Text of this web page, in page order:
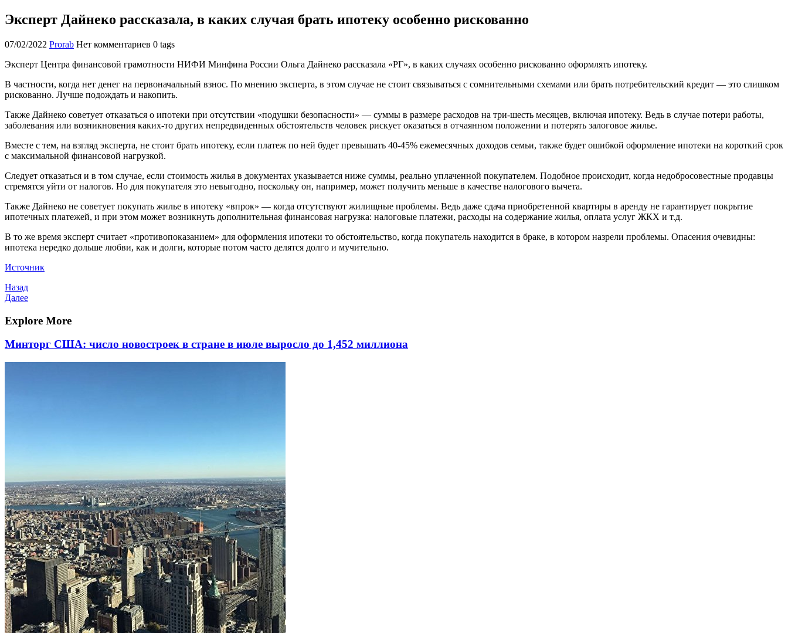
Эксперт Дайнеко рассказала, в каких случая брать ипотеку особенно рискованно
07/02/2022 Prorab Нет комментариев 0 tags
Эксперт Центра финансовой грамотности НИФИ Минфина России Ольга Дайнеко рассказала «РГ», в каких случаях особенно рискованно оформлять ипотеку.
В частности, когда нет денег на первоначальный взнос. По мнению эксперта, в этом случае не стоит связываться с сомнительными схемами или брать потребительский кредит — это слишком
рискованно. Лучше подождать и накопить.
Также Дайнеко советует отказаться о ипотеки при отсутствии «подушки безопасности» — суммы в размере расходов на три-шесть месяцев, включая ипотеку. Ведь в случае потери работы,
заболевания или возникновения каких-то других непредвиденных обстоятельств человек рискует оказаться в отчаянном положении и потерять залоговое жилье.
Вместе с тем, на взгляд эксперта, не стоит брать ипотеку, если платеж по ней будет превышать 40-45% ежемесячных доходов семьи, также будет ошибкой оформление ипотеки на короткий срок
с максимальной финансовой нагрузкой.
Следует отказаться и в том случае, если стоимость жилья в документах указывается ниже суммы, реально уплаченной покупателем. Подобное происходит, когда недобросовестные продавцы
стремятся уйти от налогов. Но для покупателя это невыгодно, поскольку он, например, может получить меньше в качестве налогового вычета.
Также Дайнеко не советует покупать жилье в ипотеку «впрок» — когда отсутствуют жилищные проблемы. Ведь даже сдача приобретенной квартиры в аренду не гарантирует покрытие
ипотечных платежей, и при этом может возникнуть дополнительная финансовая нагрузка: налоговые платежи, расходы на содержание жилья, оплата услуг ЖКХ и т.д.
В то же время эксперт считает «противопоказанием» для оформления ипотеки то обстоятельство, когда покупатель находится в браке, в котором назрели проблемы. Опасения очевидны:
ипотека нередко дольше любви, как и долги, которые потом часто делятся долго и мучительно.
Источник
Навигация
по
записям
Предыдущая
запись
Назад
Следующая
Далее
Explore More
Минторг США: число новостроек в стране в июле выросло до 1,452 миллиона